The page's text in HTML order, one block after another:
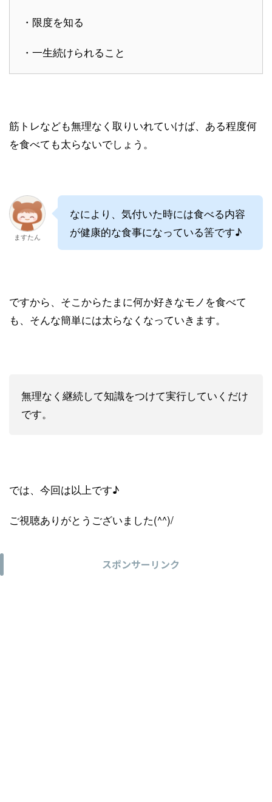
・限度を知る
・一生続けられること
筋トレなども無理なく取りいれていけば、ある程度何
を食べても太らないでしょう。
ますたん
なにより、気付いた時には食べる内容
が健康的な食事になっている筈です♪
ですから、そこからたまに何か好きなモノを食べて
も、そんな簡単には太らなくなっていきます。
無理なく継続して知識をつけて実行していくだけ
です。
では、今回は以上です♪
ご視聴ありがとうございました(^^)/
スポンサーリンク